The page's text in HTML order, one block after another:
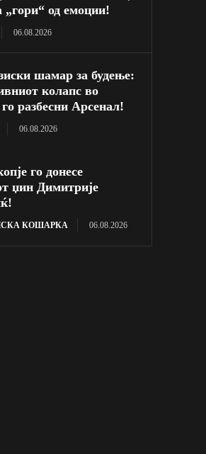
„гори“ од емоции!
06.08.2026
шамар за будење:
колапс во
разбесни Арсенал!
06.08.2026
го донесе
џин Димитрије
КОШАРКА 06.08.2026